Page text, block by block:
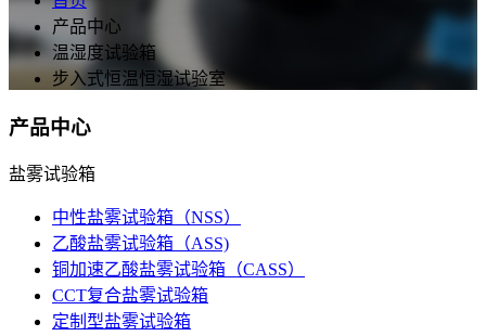
产品中心
温湿度试验箱
步入式恒温恒湿试验室
产品中心
盐雾试验箱
中性盐雾试验箱（NSS）
乙酸盐雾试验箱（ASS)
铜加速乙酸盐雾试验箱（CASS）
CCT复合盐雾试验箱
定制型盐雾试验箱